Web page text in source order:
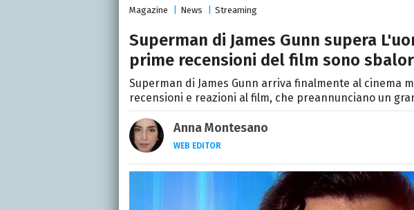
Magazine News Streaming
Superman di James Gunn supera
prime recensioni del film sono
Superman di James Gunn arriva finalmente al cinema
recensioni e reazioni al film, che preannunciano un
Anna Montesano
WEB EDITOR
Web editor appassionata di cinema e TV,
Moderne mi specializzo in Editoria e
passione per la scrittura in un lavoro.